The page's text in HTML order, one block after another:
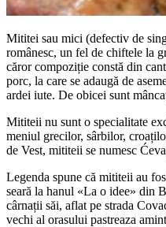
Mititei sau mici (defectiv de
românesc, un fel de chiftele la
căror compoziție constă din
porc, la care se adaugă de
ardei iute. De obicei sunt
Mititeii nu sunt o specialitate
meniul grecilor, sârbilor,
de Vest, mititeii se numesc
Legenda spune că mititeii au
seară la hanul «La o idee» din
cârnații săi, aflat pe strada
vechi al orasului pastreaza